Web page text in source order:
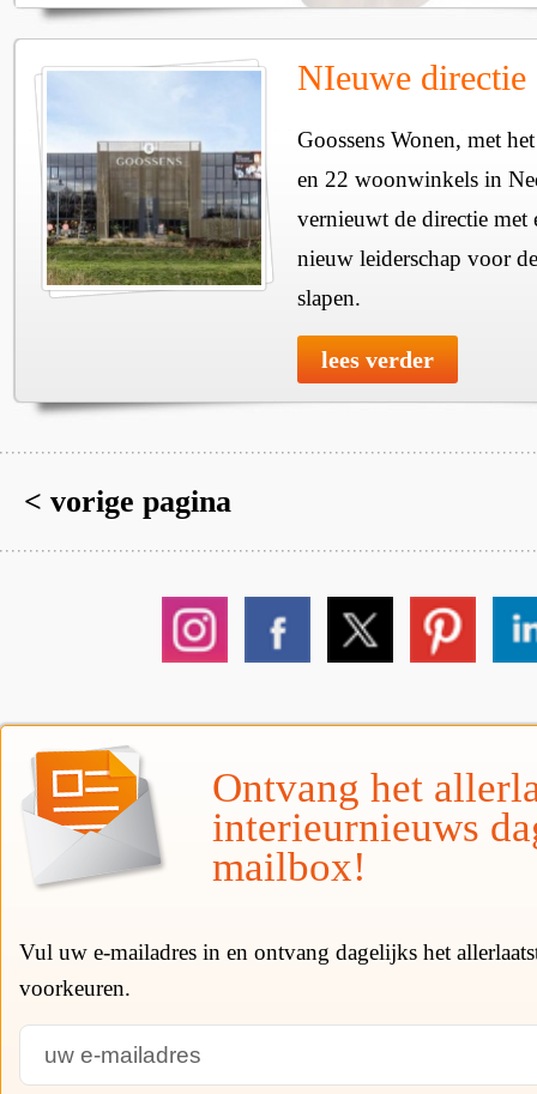
NIeuwe directie
Goossens Wonen, met
en 22 woonwinkels in
vernieuwt de directie met
nieuw leiderschap voor
slapen.
lees verder
< vorige pagina
Ontvang het
interieurnieuws
mailbox!
Vul uw e-mailadres in en ontvang dagelijks het
voorkeuren.